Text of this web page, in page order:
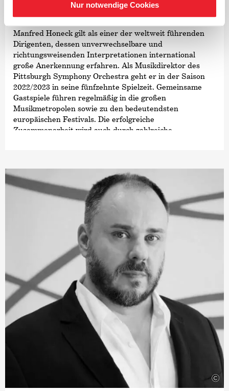
Nur notwendige Cookies
Manfred Honeck
Manfred Honeck gilt als einer der weltweit führenden
Dirigenten, dessen unverwechselbare und
richtungsweisenden Interpretationen international
große Anerkennung erfahren. Als Musikdirektor des
Pittsburgh Symphony Orchestra geht er in der Saison
2022/2023 in seine fünfzehnte Spielzeit. Gemeinsame
Gastspiele führen regelmäßig in die großen
Musikmetropolen sowie zu den bedeutendsten
europäischen Festivals. Die erfolgreiche
Zusammenarbeit wird auch durch zahlreiche
musikalische Ausbildung an der Hochschule für Musik in
Wien. Seine Laufbahn begann er als Assistent von
Claudio Abbado, anschließend ging er als Erster
Kapellmeister ans Opernhaus Zürich, wo er mit dem
Europäischen Dirigentenpreis ausgezeichnet wurde.
Nach Positionen beim MDR Sinfonieorchester und Oslo
Philharmonic Orchestra wurde er zum Music Director
des Swedish Radio Symphony Orchestra Stockholm
berufen. Von 2007 bis 2011 wirkte Manfred Honeck als
Generalmusikdirektor der Staatsoper Stuttgart.
Darüber hinaus ist er seit mehr als fünfundzwanzig
Jahren Künstlerischer Leiter der Internationalen
Wolfegger Konzerte.
Als Gastdirigent stand Manfred Honeck am Pult der
führenden internationalen Klangkörper, darunter das
Symphonieorchester des Bayerischen Rundfunks, die
Berliner Philharmoniker, das Gewandhausorchester
Leipzig, die Sächsische Staatskapelle Dresden, die
Wiener Philharmoniker, London Symphony Orchestra,
Orchestre de Paris und Accademia di Santa Cecilia Rom ©